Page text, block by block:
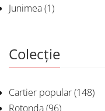
Junimea(1)
Colecție
Cartier popular(148)
Rotonda(96)